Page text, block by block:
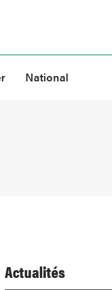
National
Actualités